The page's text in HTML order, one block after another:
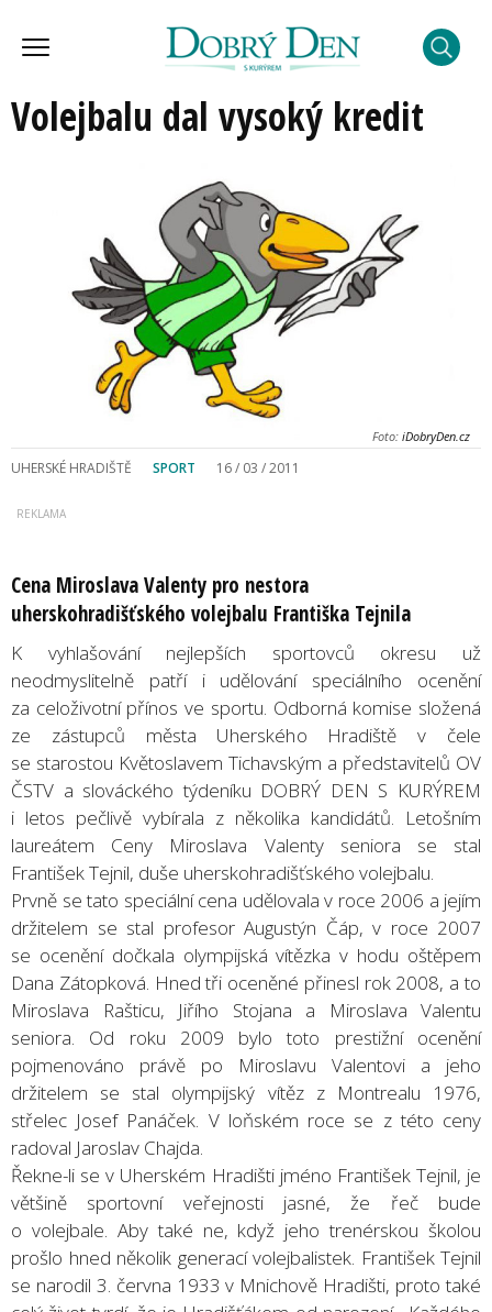
Volejbalu dal vysoký kredit
Foto: iDobryDen.cz
UHERSKÉ HRADIŠTĚ SPORT 16 / 03 / 2011
Cena Miroslava Valenty pro nestora
uherskohradišťského volejbalu Františka Tejnila
K vyhlašování nejlepších sportovců okresu už
neodmyslitelně patří i udělování speciálního ocenění
za celoživotní přínos ve sportu. Odborná komise složená
ze zástupců města Uherského Hradiště v čele
se starostou Květoslavem Tichavským a představitelů OV
ČSTV a slováckého týdeníku DOBRÝ DEN S KURÝREM
i letos pečlivě vybírala z několika kandidátů. Letošním
laureátem Ceny Miroslava Valenty seniora se stal
František Tejnil, duše uherskohradišťského volejbalu.
Prvně se tato speciální cena udělovala v roce 2006 a jejím
držitelem se stal profesor Augustýn Čáp, v roce 2007
se ocenění dočkala olympijská vítězka v hodu oštěpem
Dana Zátopková. Hned tři oceněné přinesl rok 2008, a to
Miroslava Rašticu, Jiřího Stojana a Miroslava Valentu
seniora. Od roku 2009 bylo toto prestižní ocenění
pojmenováno právě po Miroslavu Valentovi a jeho
držitelem se stal olympijský vítěz z Montrealu 1976,
střelec Josef Panáček. V loňském roce se z této ceny
radoval Jaroslav Chajda.
Řekne-li se v Uherském Hradišti jméno František Tejnil, je
většině sportovní veřejnosti jasné, že řeč bude
o volejbale. Aby také ne, když jeho trenérskou školou
prošlo hned několik generací volejbalistek. František Tejnil
se narodil 3. června 1933 v Mnichově Hradišti, proto také